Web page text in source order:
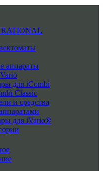
RATIONAL
аппараты
для iCombi
Classic
и средства
для iVario®